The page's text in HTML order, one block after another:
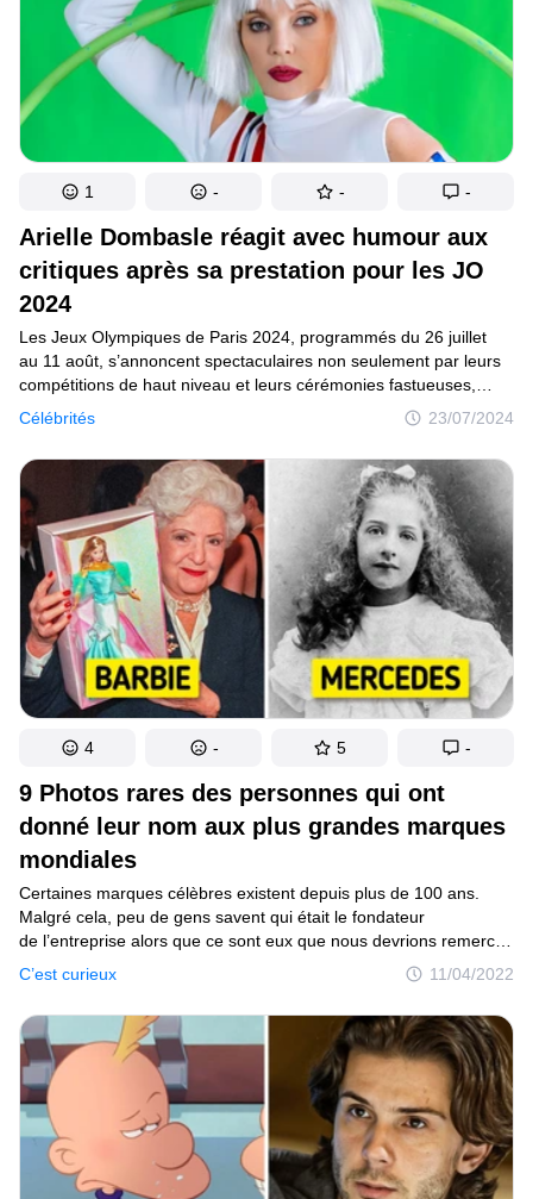
IKEA, et nous allons te les faire partager. Lis-les et mets-les en
pratique.
Arielle Dombasle réagit avec humour aux
critiques après sa prestation pour les JO
2024
Célébrités 23/07/2024
Les Jeux Olympiques de Paris 2024, programmés du 26 juillet
au 11 août, s’annoncent spectaculaires non seulement par leurs
compétitions de haut niveau et leurs cérémonies fastueuses,
mais aussi par les controverses qu’ils suscitent. Une des
principales polémiques concerne l’état de la Seine, pour laquelle
plus de 1,4 milliard d’euros ont été investis pour améliorer
sa propreté. La cérémonie d’ouverture des Jeux est également
au cœur des débats. Des rumeurs circulent selon lesquelles Aya
Nakamura pourrait interpréter des chansons d’Édith Piaf,
déclenchant une vague de commentaires sur les réseaux
sociaux.
1 - - -
9 Photos rares des personnes qui ont
donné leur nom aux plus grandes marques
mondiales
C’est curieux 11/04/2022
Certaines marques célèbres existent depuis plus de 100 ans.
Malgré cela, peu de gens savent qui était le fondateur
de l’entreprise alors que ce sont eux que nous devrions remercier
pour leur travail acharné.
4 - 5 -